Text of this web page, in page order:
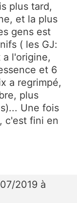
plus tard,
et la plus
gens est
( les GJ:
l'origine,
et 6
a regrimpé,
plus
Une fois
c'est fini en
2019 à